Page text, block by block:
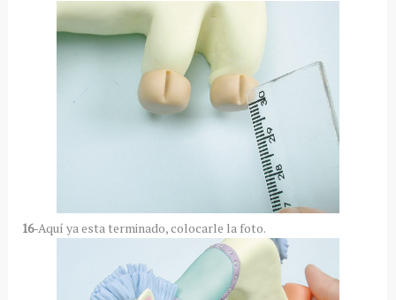
16-Aquí ya esta terminado, colocarle la foto.